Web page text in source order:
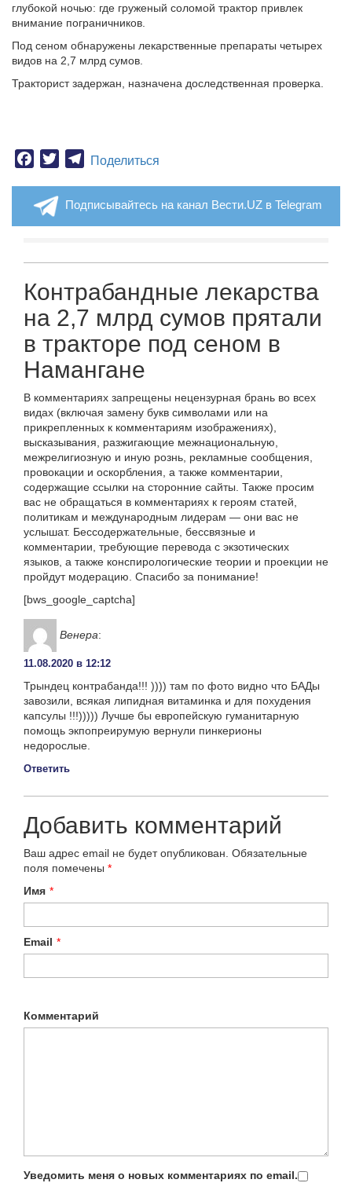
глубокой ночью: где груженый соломой трактор привлек
внимание пограничников.
Под сеном обнаружены лекарственные препараты четырех
видов на 2,7 млрд сумов.
Тракторист задержан, назначена доследственная проверка.
Facebook
TwitterTelegram
Поделиться
Подписывайтесь на канал Вести.UZ в Telegram
Контрабандные лекарства
на 2,7 млрд сумов прятали
в тракторе под сеном в
Намангане
В комментариях запрещены нецензурная брань во всех
видах (включая замену букв символами или на
прикрепленных к комментариям изображениях),
высказывания, разжигающие межнациональную,
межрелигиозную и иную рознь, рекламные сообщения,
провокации и оскорбления, а также комментарии,
содержащие ссылки на сторонние сайты. Также просим
вас не обращаться в комментариях к героям статей,
политикам и международным лидерам — они вас не
услышат. Бессодержательные, бессвязные и
комментарии, требующие перевода с экзотических
языков, а также конспирологические теории и проекции не
пройдут модерацию. Спасибо за понимание!
[bws_google_captcha]
Венера:
11.08.2020 в 12:12
Трындец контрабанда!!! )))) там по фото видно что БАДы
завозили, всякая липидная витаминка и для похудения
капсулы !!!))))) Лучше бы европейскую гуманитарную
помощь экпопреирумую вернули пинкерионы
недорослые.
Ответить
Добавить комментарий
Ваш адрес email не будет опубликован. Обязательные
поля помечены *
Имя *
Email *
Комментарий
Уведомить меня о новых комментариях по email.